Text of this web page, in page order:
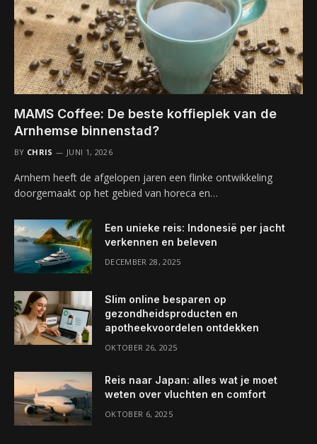
MAMS Coffee: De beste koffieplek van de
Arnhemse binnenstad?
BY CHRIS JUNI 1, 2026
Arnhem heeft de afgelopen jaren een flinke ontwikkeling
doorgemaakt op het gebied van horeca en…
Een unieke reis: Indonesië per jacht
verkennen en beleven
DECEMBER 28, 2025
Slim online besparen op
gezondheidsproducten en
apotheekvoordelen ontdekken
OKTOBER 26, 2025
Reis naar Japan: alles wat je moet
weten over vluchten en comfort
OKTOBER 6, 2025